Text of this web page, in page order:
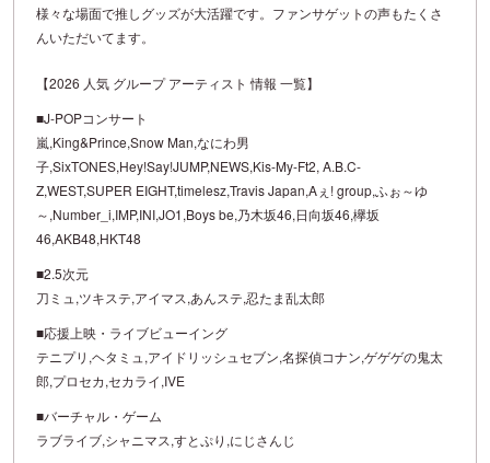
様々な場面で推しグッズが大活躍です。ファンサゲットの声もたくさ
んいただいてます。
【2026 人気 グループ アーティスト 情報 一覧】
■J-POPコンサート
嵐,King&Prince,Snow Man,なにわ男
子,SixTONES,Hey!Say!JUMP,NEWS,Kis-My-Ft2, A.B.C-
Z,WEST,SUPER EIGHT,timelesz,Travis Japan,Aぇ! group,ふぉ～ゆ
～,Number_i,IMP,INI,JO1,Boys be,乃木坂46,日向坂46,欅坂
46,AKB48,HKT48
■2.5次元
刀ミュ,ツキステ,アイマス,あんステ,忍たま乱太郎
■応援上映・ライブビューイング
テニプリ,ヘタミュ,アイドリッシュセブン,名探偵コナン,ゲゲゲの鬼太
郎,プロセカ,セカライ,IVE
■バーチャル・ゲーム
ラブライブ,シャニマス,すとぷり,にじさんじ